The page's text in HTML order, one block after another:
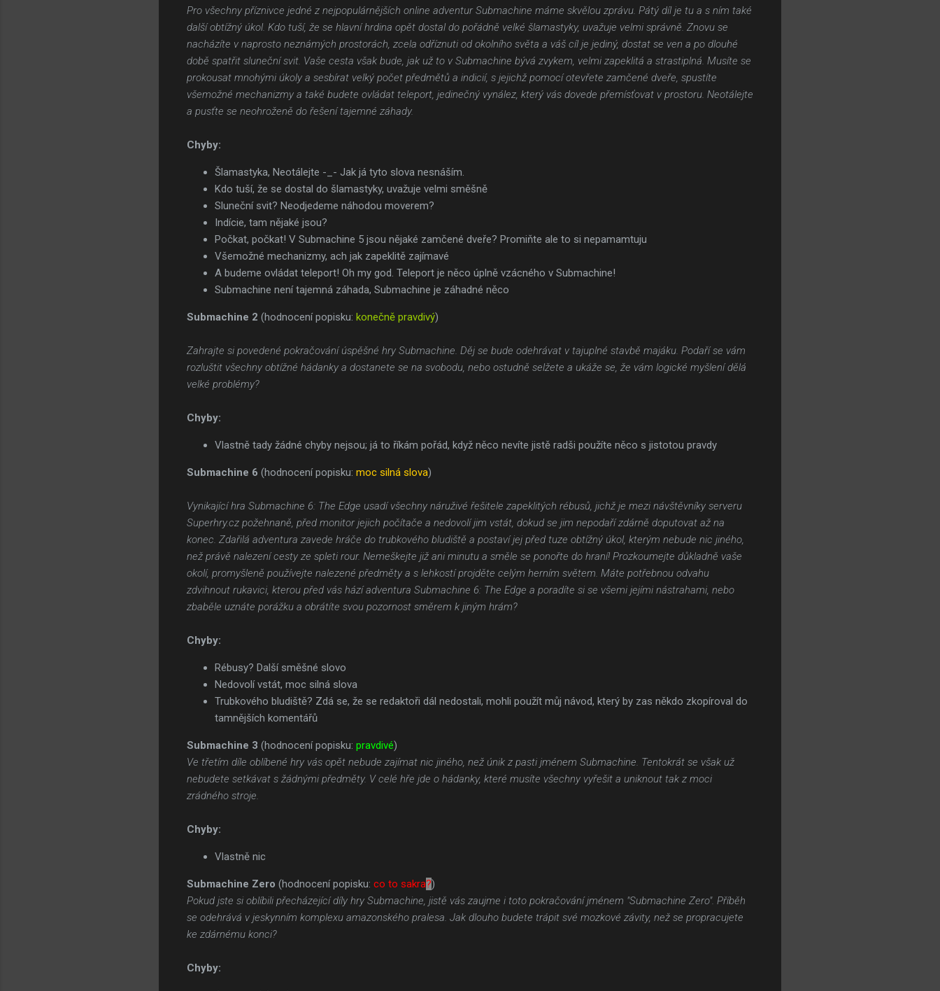
Pro všechny příznivce jedné z nejpopulárnějších online adventur Submachine máme skvělou zprávu. Pátý díl je tu a s ním také
další obtížný úkol. Kdo tuší, že se hlavní hrdina opět dostal do pořádně velké šlamastyky, uvažuje velmi správně. Znovu se
nacházíte v naprosto neznámých prostorách, zcela odříznuti od okolního světa a váš cíl je jediný, dostat se ven a po dlouhé
době spatřit sluneční svit. Vaše cesta však bude, jak už to v Submachine bývá zvykem, velmi zapeklitá a strastiplná. Musíte se
prokousat mnohými úkoly a sesbírat velký počet předmětů a indicií, s jejichž pomocí otevřete zamčené dveře, spustíte
všemožné mechanizmy a také budete ovládat teleport, jedinečný vynález, který vás dovede přemísťovat v prostoru. Neotálejte
a pusťte se neohroženě do řešení tajemné záhady.
Chyby:
Šlamastyka, Neotálejte -_- Jak já tyto slova nesnáším.
Kdo tuší, že se dostal do šlamastyky, uvažuje velmi směšně
Sluneční svit? Neodjedeme náhodou moverem?
Indície, tam nějaké jsou?
Počkat, počkat! V Submachine 5 jsou nějaké zamčené dveře? Promiňte ale to si nepamamtuju
Všemožné mechanizmy, ach jak zapeklitě zajímavé
A budeme ovládat teleport! Oh my god. Teleport je něco úplně vzácného v Submachine!
Submachine není tajemná záhada, Submachine je záhadné něco
Submachine 2 (hodnocení popisku: konečně pravdivý)
Zahrajte si povedené pokračování úspěšné hry Submachine. Děj se bude odehrávat v tajuplné stavbě majáku. Podaří se vám
rozluštit všechny obtížné hádanky a dostanete se na svobodu, nebo ostudně selžete a ukáže se, že vám logické myšlení dělá
velké problémy?
Chyby:
Vlastně tady žádné chyby nejsou; já to říkám pořád, když něco nevíte jistě radši použíte něco s jistotou pravdy
Submachine 6 (hodnocení popisku: moc silná slova)
Vynikající hra Submachine 6: The Edge usadí všechny náruživé řešitele zapeklitých rébusů, jichž je mezi návštěvníky serveru
Superhry.cz požehnaně, před monitor jejich počítače a nedovolí jim vstát, dokud se jim nepodaří zdárně doputovat až na
konec. Zdařilá adventura zavede hráče do trubkového bludiště a postaví jej před tuze obtížný úkol, kterým nebude nic jiného,
než právě nalezení cesty ze spleti rour. Nemeškejte již ani minutu a směle se ponořte do hraní! Prozkoumejte důkladně vaše
okolí, promyšleně používejte nalezené předměty a s lehkostí projděte celým herním světem. Máte potřebnou odvahu
zdvihnout rukavici, kterou před vás hází adventura Submachine 6: The Edge a poradíte si se všemi jejími nástrahami, nebo
zbaběle uznáte porážku a obrátíte svou pozornost směrem k jiným hrám?
Chyby:
Rébusy? Další směšné slovo
Nedovolí vstát, moc silná slova
Trubkového bludiště? Zdá se, že se redaktoři dál nedostali, mohli použít můj návod, který by zas někdo zkopíroval do
tamnějších komentářů
Submachine 3 (hodnocení popisku: pravdivé)
Ve třetím díle oblíbené hry vás opět nebude zajímat nic jiného, než únik z pasti jménem Submachine. Tentokrát se však už
nebudete setkávat s žádnými předměty. V celé hře jde o hádanky, které musíte všechny vyřešit a uniknout tak z moci
zrádného stroje.
Chyby:
Vlastně nic
Submachine Zero (hodnocení popisku: co to sakra?)
Pokud jste si oblíbili přecházející díly hry Submachine, jistě vás zaujme i toto pokračování jménem "Submachine Zero". Příběh
se odehrává v jeskynním komplexu amazonského pralesa. Jak dlouho budete trápit své mozkové závity, než se propracujete
ke zdárnému konci?
Chyby: